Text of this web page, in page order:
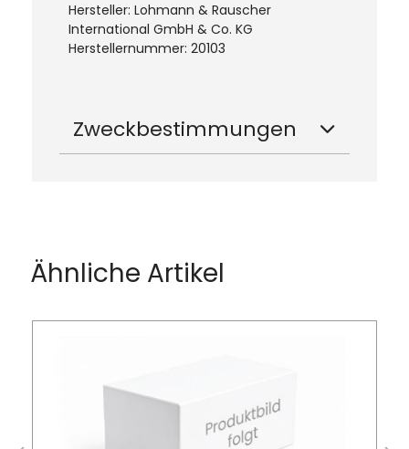
Hersteller: Lohmann & Rauscher
International GmbH & Co. KG
Herstellernummer: 20103
Zweckbestimmungen
Ähnliche Artikel